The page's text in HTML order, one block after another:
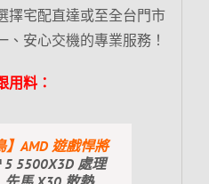
擇宅配直達或至全台門市
安心交機的專業服務！
用料：
】AMD 遊戲悍將
5 5500X3D 處理